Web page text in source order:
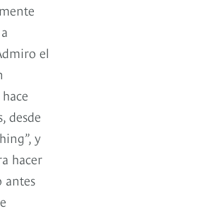
el
desde
y
hacer
antes